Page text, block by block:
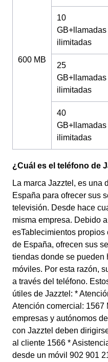
600 MB
10
GB+llamadas
ilimitadas
25
GB+llamadas
ilimitadas
40
GB+llamadas
ilimitadas
¿Cuál es el teléfono de
La marca Jazztel, es una
España para ofrecer sus
televisión. Desde hace
misma empresa. Debido
esTablecimientos
de España, ofrecen sus
tiendas donde se pueden
móviles. Por esta razón,
a través del teléfono.
útiles de Jazztel: *
Atención comercial: 1567
empresas y autónomos
con Jazztel deben
al cliente 1566 *
desde un móvil 902 901